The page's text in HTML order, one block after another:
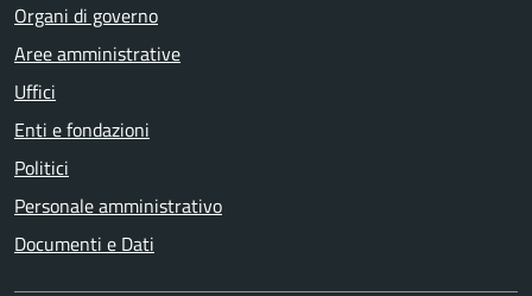
Organi di governo
Aree amministrative
Uffici
Enti e fondazioni
Politici
Personale amministrativo
Documenti e Dati